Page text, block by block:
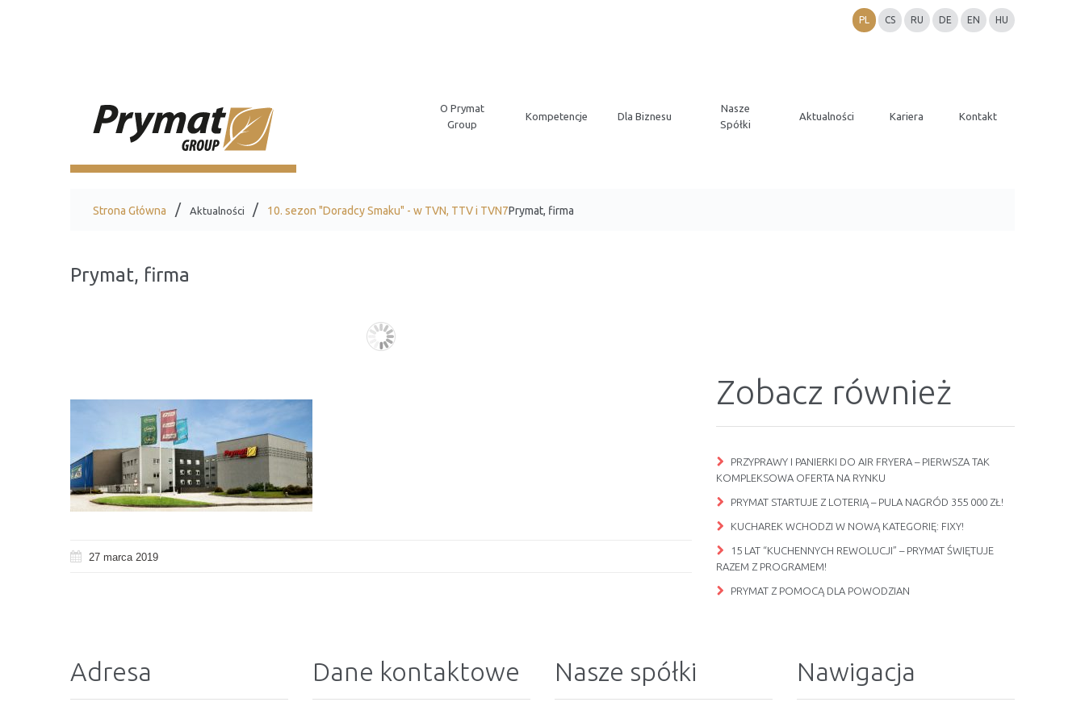
PL CS RU DE EN HU
O Prymat
Group
Kompetencje Dla Biznesu
Nasze
Spółki
Aktualności Kariera Kontakt
Strona Główna Aktualności 10. sezon "Doradcy Smaku" - w TVN, TTV i TVN7Prymat, firma
Prymat, firma
27 marca 2019
Zobacz również
PRZYPRAWY I PANIERKI DO AIR FRYERA – PIERWSZA TAK
KOMPLEKSOWA OFERTA NA RYNKU
PRYMAT STARTUJE Z LOTERIĄ – PULA NAGRÓD 355 000 ZŁ!
KUCHAREK WCHODZI W NOWĄ KATEGORIĘ: FIXY!
15 LAT “KUCHENNYCH REWOLUCJI” – PRYMAT ŚWIĘTUJE
RAZEM Z PROGRAMEM!
PRYMAT Z POMOCĄ DLA POWODZIAN
Adresa Dane kontaktowe Nasze spółki Nawigacja